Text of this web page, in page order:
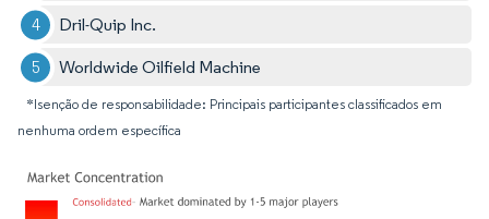
Dril-Quip Inc.
Worldwide Oilfield Machine
*Isenção de responsabilidade: Principais participantes classificados em
nenhuma ordem específica